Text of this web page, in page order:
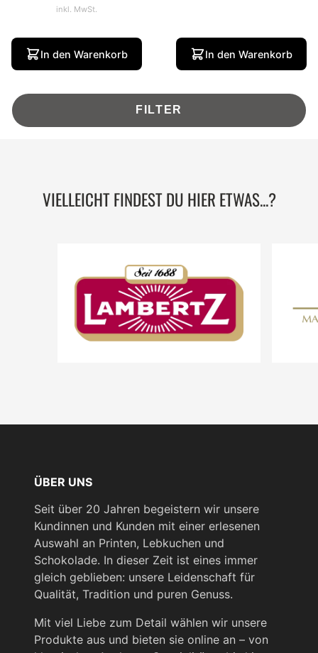
inkl. MwSt.
In den Warenkorb In den Warenkorb
FILTER
VIELLEICHT FINDEST DU HIER ETWAS...?
ÜBER UNS
Seit über 20 Jahren begeistern wir unsere
Kundinnen und Kunden mit einer erlesenen
Auswahl an Printen, Lebkuchen und
Schokolade. In dieser Zeit ist eines immer
gleich geblieben: unsere Leidenschaft für
Qualität, Tradition und puren Genuss.
Mit viel Liebe zum Detail wählen wir unsere
Produkte aus und bieten sie online an – von